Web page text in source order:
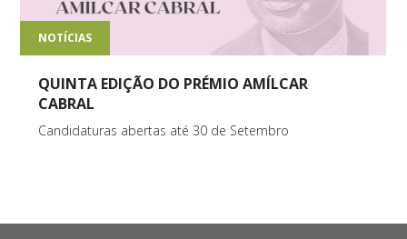
NOTÍCIAS
QUINTA EDIÇÃO DO PRÉMIO AMÍLCAR
CABRAL
Candidaturas abertas até 30 de Setembro